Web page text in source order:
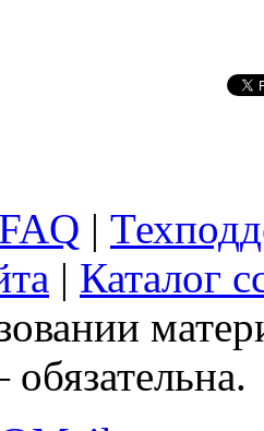
FAQ |
| Каталог